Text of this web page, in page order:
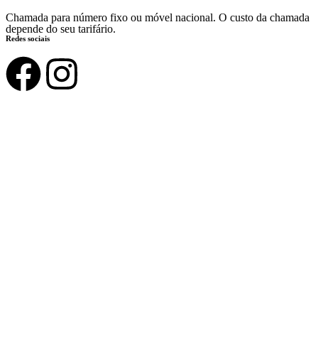
Chamada para número fixo ou móvel nacional. O custo da chamada
depende do seu tarifário.
Redes sociais